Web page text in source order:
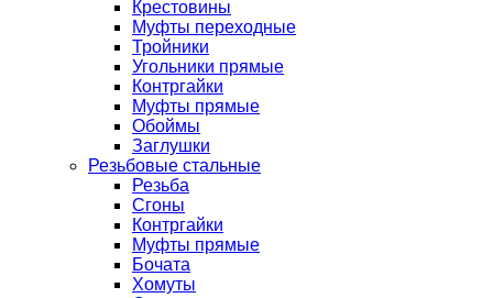
Крестовины
Муфты переходные
Тройники
Угольники прямые
Контргайки
Муфты прямые
Обоймы
Заглушки
Резьбовые стальные
Резьба
Сгоны
Контргайки
Муфты прямые
Бочата
Хомуты